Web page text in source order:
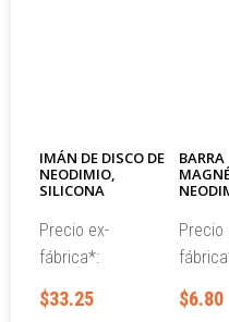
IMÁN DE DISCO DE
NEODIMIO,
SILICONA
Precio ex-
fábrica*:
$33.25
BARRA
Precio
$6.80